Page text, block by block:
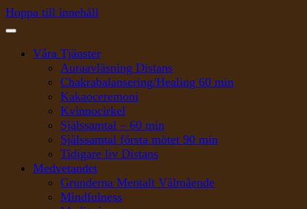
Hoppa till innehåll
Våra Tjänster
Auraavläsning Distans
Chakrabalansering/Healing 60 min
Kakaoceremoni
Kvinnocirkel
Själssamtal – 60 min
Själssamtal första mötet 90 min
Tidigare liv Distans
Medvetandet
Grunderna Mentalt Välmående
Mindfulness